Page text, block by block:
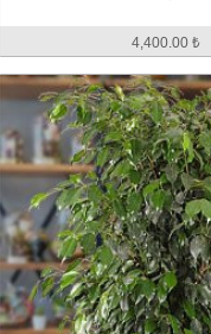
4,400.00 ₺